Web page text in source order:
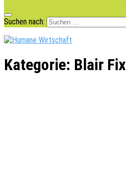
Suchen nach:
Kategorie: Blair Fix